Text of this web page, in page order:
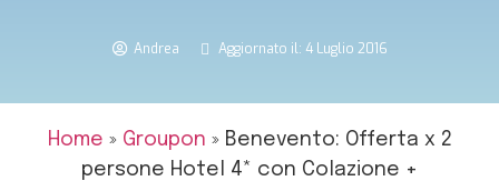
Andrea Aggiornato il: 4 Luglio 2016
Home » Groupon » Benevento: Offerta x 2
persone Hotel 4* con Colazione +